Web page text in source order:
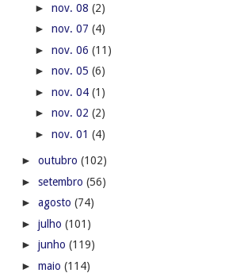
► nov. 08 (2)
► nov. 07 (4)
► nov. 06 (11)
► nov. 05 (6)
► nov. 04 (1)
► nov. 02 (2)
► nov. 01 (4)
► outubro (102)
► setembro (56)
► agosto (74)
► julho (101)
► junho (119)
► maio (114)